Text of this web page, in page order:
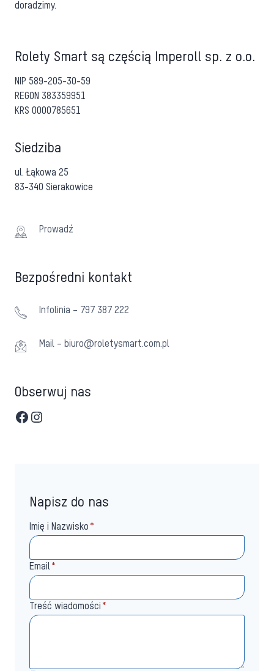
doradzimy.
Rolety Smart są częścią Imperoll sp. z o.o.
NIP 589-205-30-59
REGON 383359951
KRS 0000785651
Siedziba
ul. Łąkowa 25
83-340 Sierakowice
Prowadź
Bezpośredni kontakt
Infolinia – 797 387 222
Mail – biuro@roletysmart.com.pl
Obserwuj nas
Facebook Instagram
Napisz do nas
Imię i Nazwisko *
Email*
Treść wiadomości *